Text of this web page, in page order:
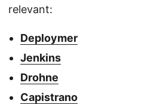
relevant:
Deploymer
Jenkins
Drohne
Capistrano